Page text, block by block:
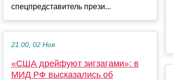
спецпредставитель прези...
21:00, 02 Ноя
«США дрейфуют зигзагами»: в
МИД РФ высказались об